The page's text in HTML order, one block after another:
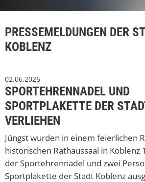
PRESSEMELDUNGEN DER
KOBLENZ
SPORTEHRENNADEL UND
SPORTPLAKETTE DER
VERLIEHEN
Jüngst wurden in einem feierlichen
historischen Rathaussaal in Koblenz
der Sportehrennadel und zwei
Sportplakette der Stadt Koblenz
02.06.2026